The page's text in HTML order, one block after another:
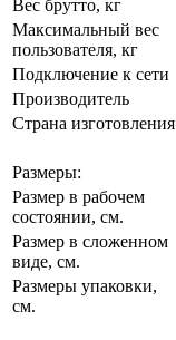
Вес брутто, кг
Максимальный вес
пользователя, кг
Подключение к сети
Производитель
Страна изготовления
Размеры:
Размер в рабочем
состоянии, см.
Размер в сложенном
виде, см.
Размеры упаковки,
см.